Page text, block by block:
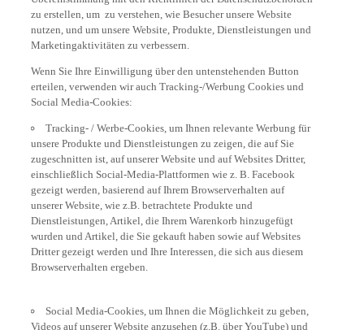
zu erstellen, um zu verstehen, wie Besucher unsere Website
nutzen, und um unsere Website, Produkte, Dienstleistungen und
Marketingaktivitäten zu verbessern.
Wenn Sie Ihre Einwilligung über den untenstehenden Button
erteilen, verwenden wir auch Tracking-/Werbung Cookies und
Social Media-Cookies:
Tracking- / Werbe-Cookies, um Ihnen relevante Werbung für
unsere Produkte und Dienstleistungen zu zeigen, die auf Sie
zugeschnitten ist, auf unserer Website und auf Websites Dritter,
einschließlich Social-Media-Plattformen wie z. B. Facebook
gezeigt werden, basierend auf Ihrem Browserverhalten auf
unserer Website, wie z.B. betrachtete Produkte und
Dienstleistungen, Artikel, die Ihrem Warenkorb hinzugefügt
wurden und Artikel, die Sie gekauft haben sowie auf Websites
Dritter gezeigt werden und Ihre Interessen, die sich aus diesem
Browserverhalten ergeben.
Social Media-Cookies, um Ihnen die Möglichkeit zu geben,
Videos auf unserer Website anzusehen (z.B. über YouTube) und